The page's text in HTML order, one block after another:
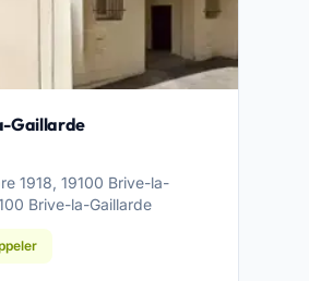
Gaillarde
1918, 19100 Brive-la-
Brive-la-Gaillarde